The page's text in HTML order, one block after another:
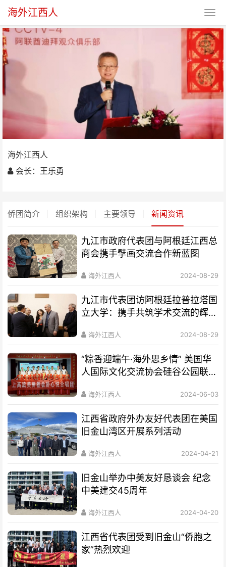
海外江西人
海外江西人
会长：王乐勇
侨团简介 组织架构 主要领导 新闻资讯
海外江西人
九江市政府代表团与阿根廷江西总
商会携手擘画交流合作新蓝图
海外江西人 2024-08-29
九江市代表团访阿根廷拉普拉塔国
立大学：携手共筑学术交流的辉煌
海外江西人 2024-08-29
“粽香迎端午·海外思乡情” 美国华
人国际文化交流协会硅谷公园联欢
行海外江西人 2024-06-03
江西省政府外办友好代表团在美国
旧金山湾区开展系列活动
海外江西人 2024-04-21
旧金山举办中美友好恳谈会 纪念
中美建交45周年
海外江西人 2024-04-20
江西省代表团受到旧金山“侨胞之
家”热烈欢迎